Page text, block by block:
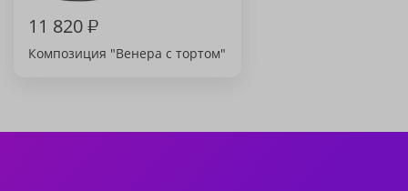
11 820₽
Композиция "Венера с тортом"